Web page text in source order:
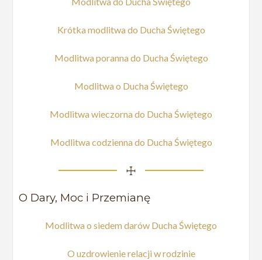
Krótka modlitwa do Ducha Świętego
Modlitwa poranna do Ducha Świętego
Modlitwa o Ducha Świętego
Modlitwa wieczorna do Ducha Świętego
Modlitwa codzienna do Ducha Świętego
☩
O Dary, Moc i Przemianę
Modlitwa o siedem darów Ducha Świętego
O uzdrowienie relacji w rodzinie